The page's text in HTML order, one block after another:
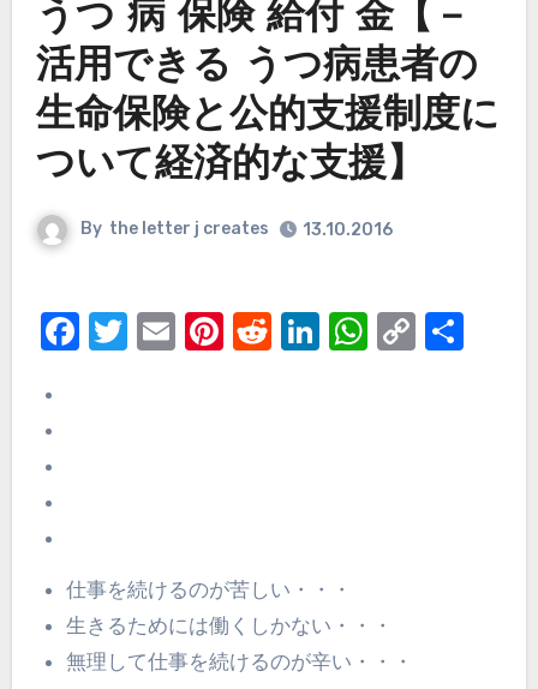
うつ 病 保険 給付 金【－
活用できる うつ病患者の
生命保険と公的支援制度に
ついて経済的な支援】
By the letter j creates 13.10.2016
Facebook
Twitter
EmailPinterest
Reddit
LinkedIn
Copy
仕事を続けるのが苦しい・・・
生きるためには働くしかない・・・
無理して仕事を続けるのが辛い・・・